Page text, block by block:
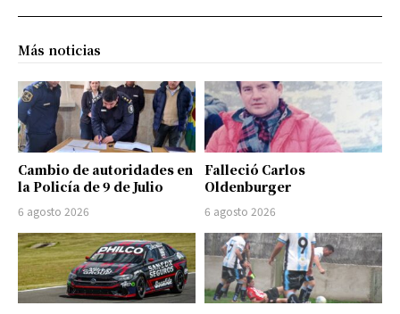
Más noticias
Cambio de autoridades en
la Policía de 9 de Julio
6 agosto 2026
Falleció Carlos
Oldenburger
6 agosto 2026